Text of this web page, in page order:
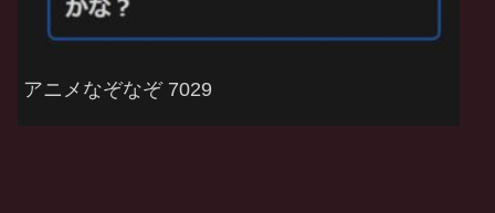
アニメなぞなぞ 7029